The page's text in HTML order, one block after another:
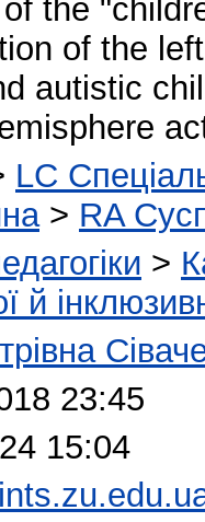
the
of the
autistic
LC
> RA
>
й
23:45
15:04